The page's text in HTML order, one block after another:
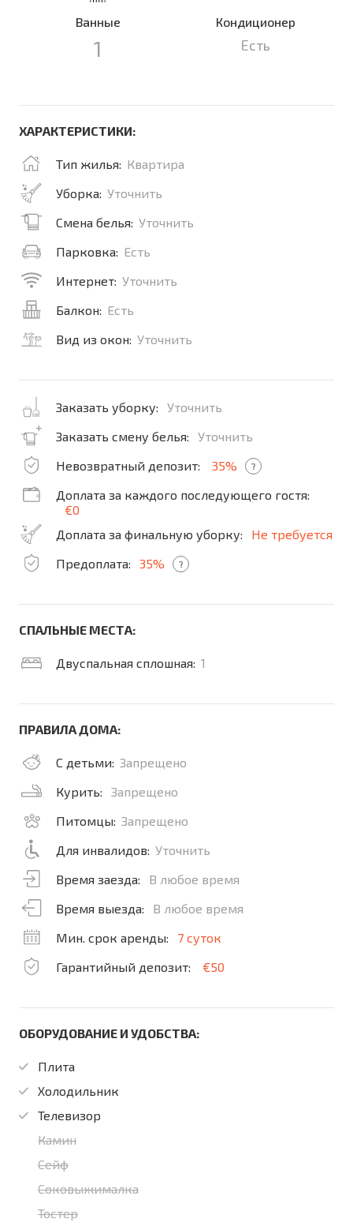
Ванные
1
Кондиционер
Есть
ХАРАКТЕРИСТИКИ:
Тип жилья: Квартира
Уборка: Уточнить
Смена белья: Уточнить
Парковка: Есть
Интернет: Уточнить
Балкон: Есть
Вид из окон: Уточнить
Заказать уборку:
Уточнить
Заказать смену белья:
Уточнить
Невозвратный депозит:
35% ?
Доплата за каждого последующего гостя:
€0
Доплата за финальную уборку:
Не требуется
Предоплата:
35% ?
СПАЛЬНЫЕ МЕСТА:
Двуспальная сплошная: 1
ПРАВИЛА ДОМА:
С детьми: Запрещено
Курить:
Запрещено
Питомцы: Запрещено
Для инвалидов: Уточнить
Время заезда:
В любое время
Время выезда:
В любое время
Мин. срок аренды:
7 суток
Гарантийный депозит:
€50
ОБОРУДОВАНИЕ И УДОБСТВА:
Плита
Холодильник
Телевизор
Камин
Сейф
Соковыжималка
Тостер